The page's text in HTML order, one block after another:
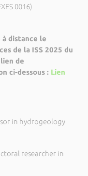
0016)
distance le
de la ISS 2025 du
de
ci-dessous : Lien
in hydrogeology
researcher in